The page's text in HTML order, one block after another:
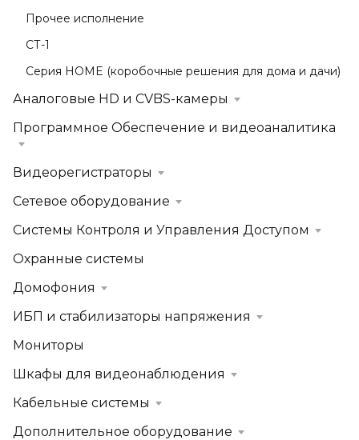
Прочее исполнение
СТ-1
Серия HOME (коробочные решения для дома и дачи)
Аналоговые HD и CVBS-камеры
Программное Обеспечение и видеоаналитика
Видеорегистраторы
Сетевое оборудование
Системы Контроля и Управления Доступом
Охранные системы
Домофония
ИБП и стабилизаторы напряжения
Мониторы
Шкафы для видеонаблюдения
Кабельные системы
Дополнительное оборудование